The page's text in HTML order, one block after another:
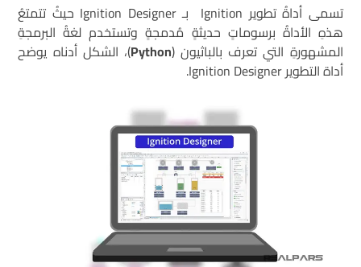
تسمى أداةُ تطوير Ignition بـ Ignition Designer حيثُ تتمتعُ
هذهِ الأداةُ برسوماتٍ حديثةٍ مُدمجةٍ وتستخدم لغةُ البرمجةِ
المشهورةِ التي تعرف بالباثيون (Python)، الشكل أدناه يوضح
أداة التطوير Ignition Designer.